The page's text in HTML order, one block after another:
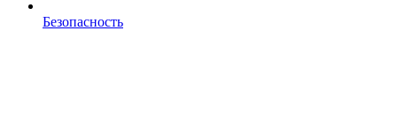
Безопасность